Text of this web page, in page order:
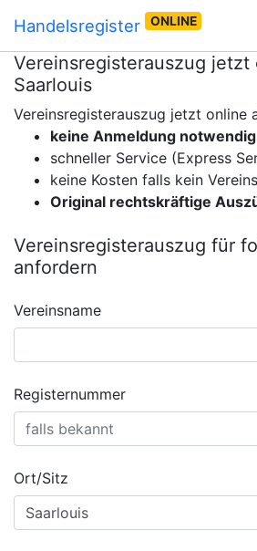
Handelsregister ONLINE
Vereinsregisterauszug jetzt
Saarlouis
Vereinsregisterauszug jetzt online
keine Anmeldung notwendig
schneller Service (Express
keine Kosten falls kein
Original rechtskräftige
Vereinsregisterauszug für
anfordern
Vereinsname
Registernummer
Ort/Sitz